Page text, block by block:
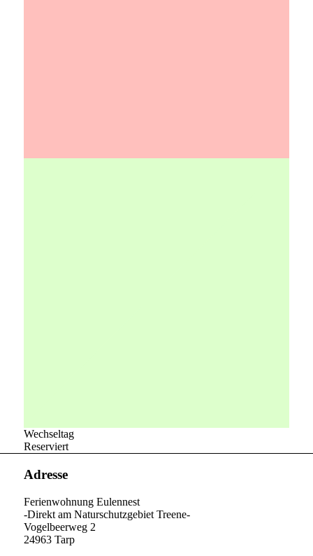
Wechseltag
Reserviert
Adresse
Ferienwohnung Eulennest
-Direkt am Naturschutzgebiet Treene-
Vogelbeerweg 2
24963 Tarp